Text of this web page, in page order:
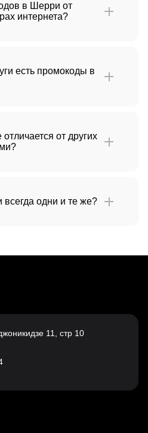
в Шерри от
интернета?
есть промокоды в
от других
одни и те же?
11, стр 10